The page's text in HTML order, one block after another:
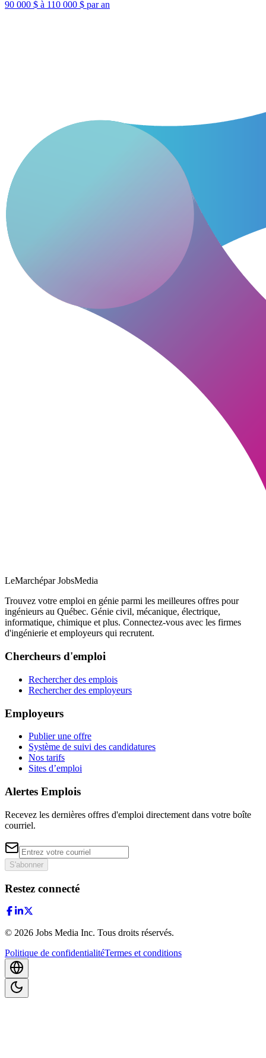
90 000 $ à 110 000 $ par an
LeMarchépar JobsMedia
Trouvez votre emploi en génie parmi les meilleures offres pour
ingénieurs au Québec. Génie civil, mécanique, électrique,
informatique, chimique et plus. Connectez-vous avec les firmes
d'ingénierie et employeurs qui recrutent.
Chercheurs d'emploi
Rechercher des emplois
Rechercher des employeurs
Employeurs
Publier une offre
Système de suivi des candidatures
Nos tarifs
Sites d’emploi
Alertes Emplois
Recevez les dernières offres d'emploi directement dans votre boîte
courriel.
S'abonner
Restez connecté
© 2026 Jobs Media Inc. Tous droits réservés.
Politique de confidentialitéTermes et conditions